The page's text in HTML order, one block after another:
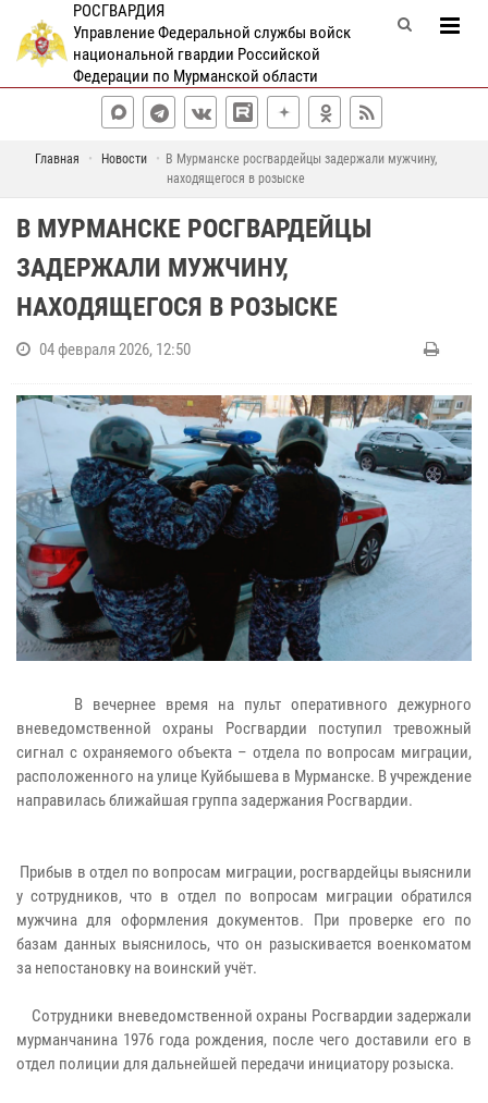
РОСГВАРДИЯ
Управление Федеральной службы войск
национальной гвардии Российской
Федерации по Мурманской области
Главная Новости
В Мурманске росгвардейцы задержали мужчину,
находящегося в розыске
В МУРМАНСКЕ РОСГВАРДЕЙЦЫ
ЗАДЕРЖАЛИ МУЖЧИНУ,
НАХОДЯЩЕГОСЯ В РОЗЫСКЕ
04 февраля 2026, 12:50
В вечернее время на пульт оперативного дежурного
вневедомственной охраны Росгвардии поступил тревожный
сигнал с охраняемого объекта – отдела по вопросам миграции,
расположенного на улице Куйбышева в Мурманске. В учреждение
направилась ближайшая группа задержания Росгвардии.
Прибыв в отдел по вопросам миграции, росгвардейцы выяснили
у сотрудников, что в отдел по вопросам миграции обратился
мужчина для оформления документов. При проверке его по
базам данных выяснилось, что он разыскивается военкоматом
за непостановку на воинский учёт.
Сотрудники вневедомственной охраны Росгвардии задержали
мурманчанина 1976 года рождения, после чего доставили его в
отдел полиции для дальнейшей передачи инициатору розыска.